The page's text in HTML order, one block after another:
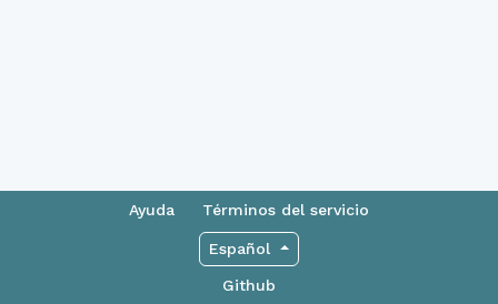
Ayuda Términos del servicio
Español
Github